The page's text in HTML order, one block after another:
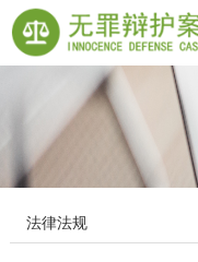
法律法规